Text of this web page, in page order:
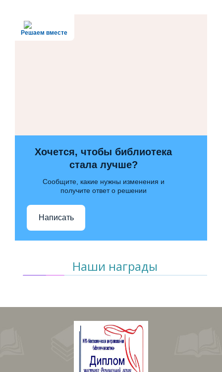
Решаем вместе
Хочется, чтобы библиотека
стала лучше?
Сообщите, какие нужны изменения и
получите ответ о решении
Написать
Наши награды